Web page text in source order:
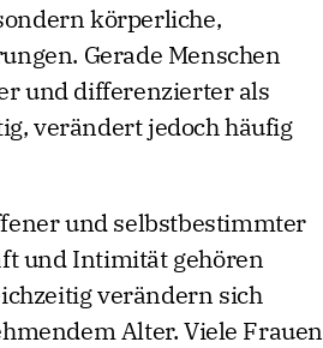
körperliche,
Gerade Menschen
und differenzierter als
verändert jedoch häufig
und selbstbestimmter
und Intimität gehören
verändern sich
Alter. Viele Frauen